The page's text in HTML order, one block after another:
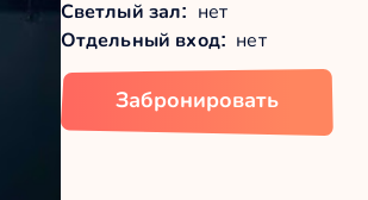
Светлый зал:
нет
Отдельный вход: нет
Забронировать